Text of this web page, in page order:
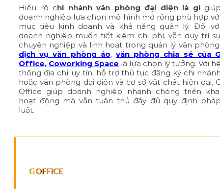
Hiểu rõ chi nhánh văn phòng đại diện là gì
doanh nghiệp lựa chọn mô hình mở rộng phù hợp
mục tiêu kinh doanh và khả năng quản lý. Đối
doanh nghiệp muốn tiết kiệm chi phí, vẫn duy trì
chuyên nghiệp và linh hoạt trong quản lý văn
dịch vụ văn phòng ảo,văn phòng chia sẻ của
Office, Coworking Space là lựa chọn lý tưởng. Với
thống địa chỉ uy tín, hỗ trợ thủ tục đăng ký chi
hoặc văn phòng đại diện và cơ sở vật chất hiện đại,
Office giúp doanh nghiệp nhanh chóng triển
hoạt động mà vẫn tuân thủ đầy đủ quy định
luật.